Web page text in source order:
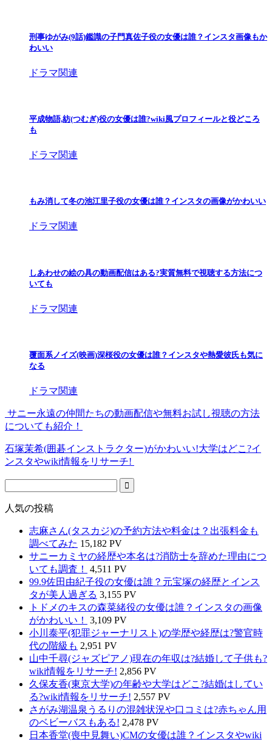
刑事ゆがみ(9話)鑑識の子門真佐子役の女優は誰？インスタ画像もか
わいい
ドラマ関連
平成物語,紡(つむぎ)役の女優は誰?wiki風プロフィールと役どころ
も
ドラマ関連
もみ消して冬の池江里子役の女優は誰？インスタの画像がかわいい
ドラマ関連
しあわせの絵の具の動画配信はある?実質無料で視聴する方法につ
いても
ドラマ関連
覆面系ノイズ(映画)深桜役の女優は誰？インスタや熱愛彼氏も気に
なる
ドラマ関連
サニー永遠の仲間たちの動画配信や無料お試し視聴の方法
についても紹介！
石塚茉希(囲碁インストラクター)がかわいい!大学はどこ?イ
ンスタやwiki情報をリサーチ!
人気の投稿
志麻さん(タスカジ)の予約方法や料金は？出張料金も
調べてみた 15,182 PV
サニーカミヤの経歴や本名は?消防士を辞めた理由につ
いても調査！
4,511 PV
99.9佐田由紀子役の女優は誰？元宝塚の経歴とインス
タが美人過ぎる 3,155 PV
トドメのキスの森菜緒役の女優は誰？インスタの画像
がかわいい！
3,109 PV
小川泰平(犯罪ジャーナリスト)の学歴や経歴は?警官時
代の階級も 2,951 PV
山中千尋(ジャズピアノ)現在の年収は?結婚して子供も?
wiki情報をリサーチ! 2,856 PV
久保友香(東京大学)の年齢や大学はどこ?結婚はしてい
る?wiki情報をリサーチ! 2,557 PV
さがみ湖温泉うるりの混雑状況や口コミは?赤ちゃん用
のベビーバスもある! 2,478 PV
日本香堂(喪中見舞い)CMの女優は誰？インスタやwiki